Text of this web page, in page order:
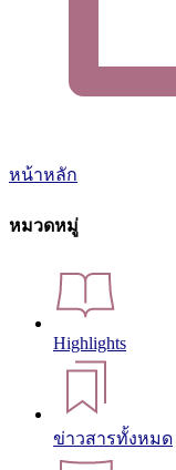
หน้าหลัก
หมวดหมู่
Highlights
ข่าวสารทั้งหมด